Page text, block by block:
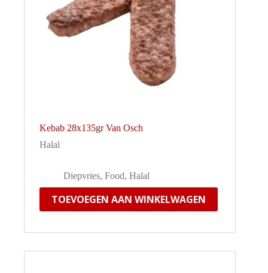
Kebab 28x135gr Van Osch
Halal
Diepvries, Food, Halal
TOEVOEGEN AAN WINKELWAGEN